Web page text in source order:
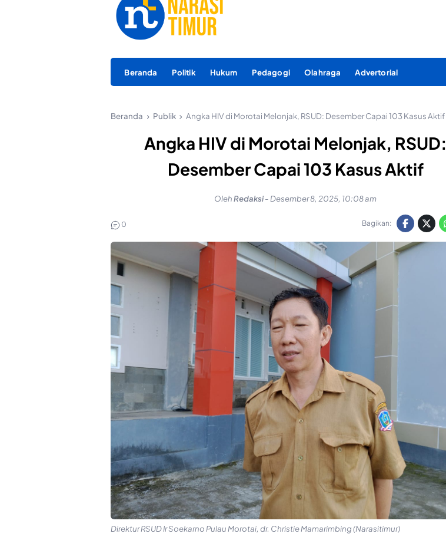
Beranda Politik Hukum Pedagogi Olahraga Advertorial
Beranda Publik Angka HIV di Morotai Melonjak, RSUD: Desember Capai 103 Kasus Aktif
Angka HIV di Morotai Melonjak, RSUD:
Desember Capai 103 Kasus Aktif
OlehRedaksi- Desember 8, 2025, 10:08 am
0 Bagikan:
Direktur RSUD Ir Soekarno Pulau Morotai, dr. Christie Mamarimbing (Narasitimur)